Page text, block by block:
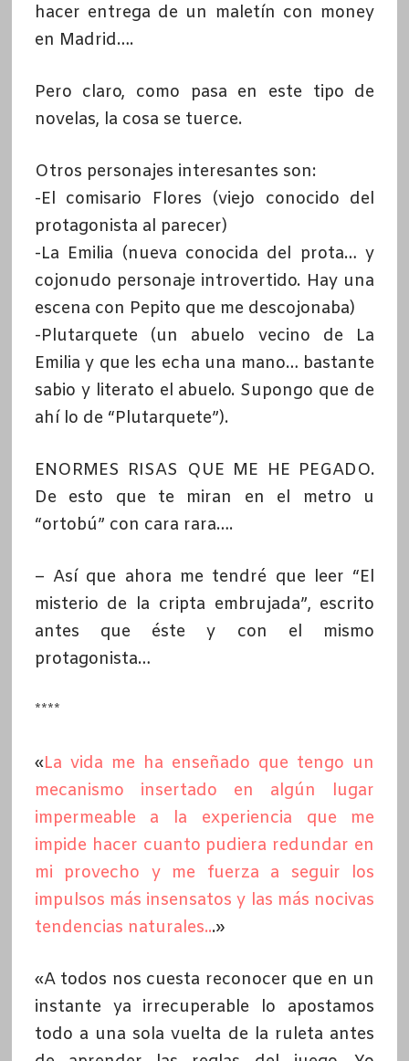
hacer entrega de un maletín con money
en Madrid….
Pero claro, como pasa en este tipo de
novelas, la cosa se tuerce.
Otros personajes interesantes son:
-El comisario Flores (viejo conocido del
protagonista al parecer)
-La Emilia (nueva conocida del prota… y
cojonudo personaje introvertido. Hay una
escena con Pepito que me descojonaba)
-Plutarquete (un abuelo vecino de La
Emilia y que les echa una mano… bastante
sabio y literato el abuelo. Supongo que de
ahí lo de “Plutarquete”).
ENORMES RISAS QUE ME HE PEGADO.
De esto que te miran en el metro u
“ortobú” con cara rara….
– Así que ahora me tendré que leer “El
misterio de la cripta embrujada”, escrito
antes que éste y con el mismo
protagonista…
****
«La vida me ha enseñado que tengo un
mecanismo insertado en algún lugar
impermeable a la experiencia que me
impide hacer cuanto pudiera redundar en
mi provecho y me fuerza a seguir los
impulsos más insensatos y las más nocivas
tendencias naturales...»
«A todos nos cuesta reconocer que en un
instante ya irrecuperable lo apostamos
todo a una sola vuelta de la ruleta antes